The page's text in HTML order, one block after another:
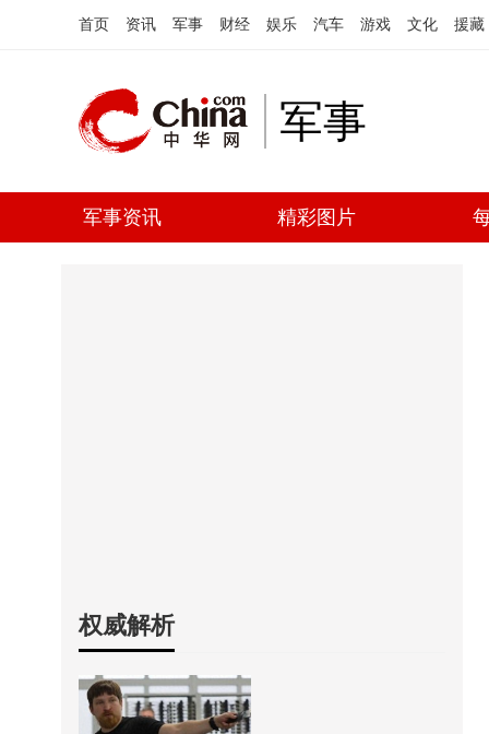
首页 资讯 军事 财经 娱乐 汽车 游戏 文化 援藏
军事
军事资讯 精彩图片
权威解析